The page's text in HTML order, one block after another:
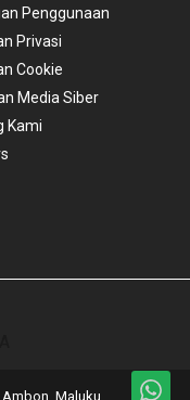
Penggunaan
Privasi
Cookie
Media Siber
Kami
Maluku